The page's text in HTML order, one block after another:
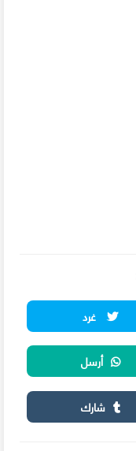
غرد
أرسل
شارك